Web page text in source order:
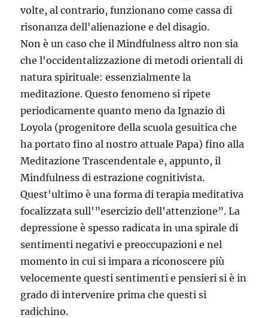
volte, al contrario, funzionano come cassa di
risonanza dell'alienazione e del disagio.
Non è un caso che il Mindfulness altro non sia
che l'occidentalizzazione di metodi orientali di
natura spirituale: essenzialmente la
meditazione. Questo fenomeno si ripete
periodicamente quanto meno da Ignazio di
Loyola (progenitore della scuola gesuitica che
ha portato fino al nostro attuale Papa) fino alla
Meditazione Trascendentale e, appunto, il
Mindfulness di estrazione cognitivista.
Quest'ultimo è una forma di terapia meditativa
focalizzata sull'”esercizio dell'attenzione”. La
depressione è spesso radicata in una spirale di
sentimenti negativi e preoccupazioni e nel
momento in cui si impara a riconoscere più
velocemente questi sentimenti e pensieri si è in
grado di intervenire prima che questi si
radichino.